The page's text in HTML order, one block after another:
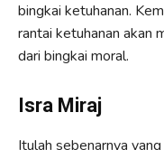
bingkai ketuhanan.
rantai ketuhanan akan
dari bingkai moral.
Isra Miraj
Itulah sebenarnya